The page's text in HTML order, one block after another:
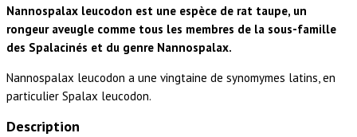
Nannospalax leucodon est une espèce de rat taupe, un
rongeur aveugle comme tous les membres de la sous-famille
des Spalacinés et du genre Nannospalax.
Nannospalax leucodon a une vingtaine de synomymes latins, en
particulier Spalax leucodon.
Description